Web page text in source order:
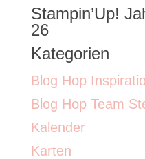
Stampin’Up!
26
Kategorien
Blog Hop
Blog Hop Team
Kalender
Karten